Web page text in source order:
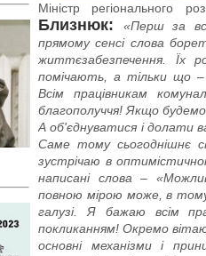
Міністр регіонального
Близнюк:
«Перш за
прямому сенсі слова
життєзабезпечення. Їх
помічають, а тільки що –
Всім працівникам
благополуччя! Якщо
А об'єднуватися і долати
Саме тому сьогоднішнє
зустрічаю в
написані слова –
повною мірою може, в
галузі. Я бажаю всім
покликанням! Окремо
основні механізми і